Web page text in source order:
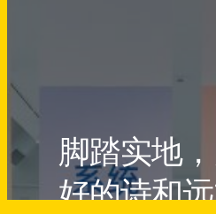
脚踏实地
好的诗和